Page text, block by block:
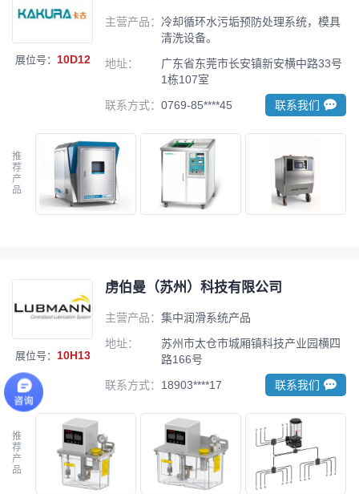
展位号： 10D12
主营产品： 冷却循环水污垢预防处理系统，模具
清洗设备。
地址：
广东省东莞市长安镇新安横中路33号
1栋107室
联系方式：0769-85****45 联系我们
推
荐
产
品
展位号： 10H13
虏伯曼（苏州）科技有限公司
主营产品：集中润滑系统产品
地址：
苏州市太仓市城厢镇科技产业园横四
路166号
联系方式： 18903****17 联系我们
推
荐
产
品